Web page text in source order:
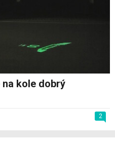
na kole dobrý
2